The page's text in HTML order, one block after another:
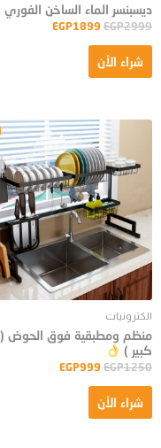
ديسبنسر الماء الساخن الفوري
EGP2999
EGP1899
شراء الأن
الكترونيات
منظم ومطبقية فوق الحوض
كبير )
EGP1250
EGP999
شراء الأن